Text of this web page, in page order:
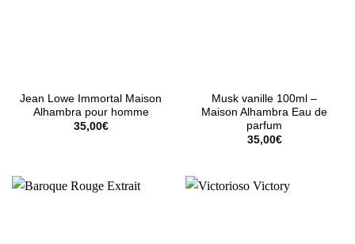
Jean Lowe Immortal Maison
Alhambra pour homme
35,00€
Musk vanille 100ml –
Maison Alhambra Eau de
parfum
35,00€